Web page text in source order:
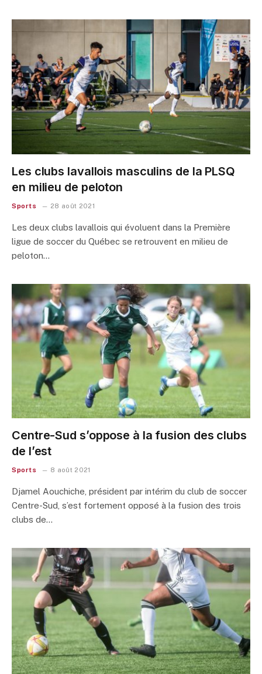
Les clubs lavallois masculins de la PLSQ
en milieu de peloton
Sports 28 août 2021
Les deux clubs lavallois qui évoluent dans la Première
ligue de soccer du Québec se retrouvent en milieu de
peloton…
Centre-Sud s’oppose à la fusion des clubs
de l’est
Sports 8 août 2021
Djamel Aouchiche, président par intérim du club de soccer
Centre-Sud, s’est fortement opposé à la fusion des trois
clubs de…